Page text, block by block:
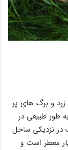
و برگ های پر
طور طبیعی در
در نزدیکی ساحل
معطر است و